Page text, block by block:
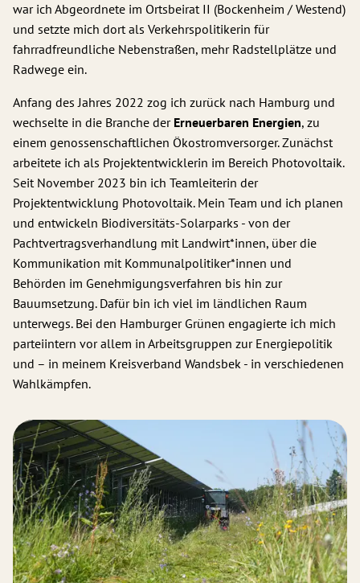
war ich Abgeordnete im Ortsbeirat II (Bockenheim / Westend)
und setzte mich dort als Verkehrspolitikerin für
fahrradfreundliche Nebenstraßen, mehr Radstellplätze und
Radwege ein.
Anfang des Jahres 2022 zog ich zurück nach Hamburg und
wechselte in die Branche der Erneuerbaren Energien, zu
einem genossenschaftlichen Ökostromversorger. Zunächst
arbeitete ich als Projektentwicklerin im Bereich Photovoltaik.
Seit November 2023 bin ich Teamleiterin der
Projektentwicklung Photovoltaik. Mein Team und ich planen
und entwickeln Biodiversitäts-Solarparks - von der
Pachtvertragsverhandlung mit Landwirt*innen, über die
Kommunikation mit Kommunalpolitiker*innen und
Behörden im Genehmigungsverfahren bis hin zur
Bauumsetzung. Dafür bin ich viel im ländlichen Raum
unterwegs. Bei den Hamburger Grünen engagierte ich mich
parteiintern vor allem in Arbeitsgruppen zur Energiepolitik
und – in meinem Kreisverband Wandsbek - in verschiedenen
Wahlkämpfen.